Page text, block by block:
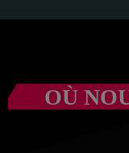
OÙ